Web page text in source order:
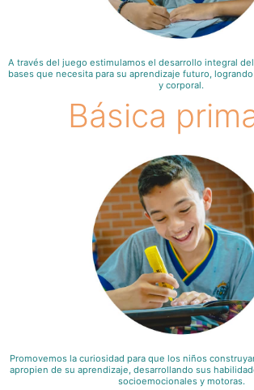
A través del juego estimulamos el desarrollo integral
bases que necesita para su aprendizaje futuro,
y corporal.
Básica
Promovemos la curiosidad para que los niños
apropien de su aprendizaje, desarrollando sus
socioemocionales y motoras.